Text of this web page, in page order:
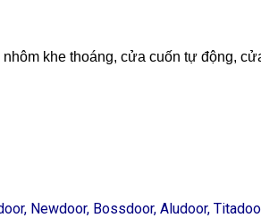
khe thoáng, cửa cuốn tự động,
Newdoor, Bossdoor, Aludoor,